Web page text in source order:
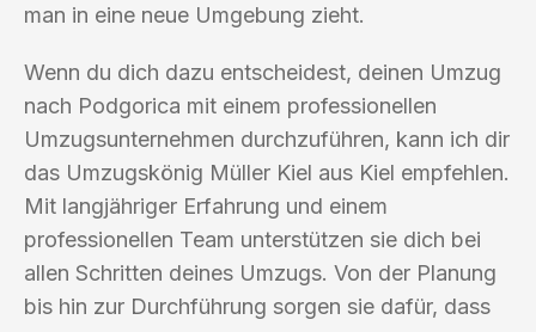
man in eine neue Umgebung zieht.
Wenn du dich dazu entscheidest, deinen Umzug
nach Podgorica mit einem professionellen
Umzugsunternehmen durchzuführen, kann ich dir
das Umzugskönig Müller Kiel aus Kiel empfehlen.
Mit langjähriger Erfahrung und einem
professionellen Team unterstützen sie dich bei
allen Schritten deines Umzugs. Von der Planung
bis hin zur Durchführung sorgen sie dafür, dass